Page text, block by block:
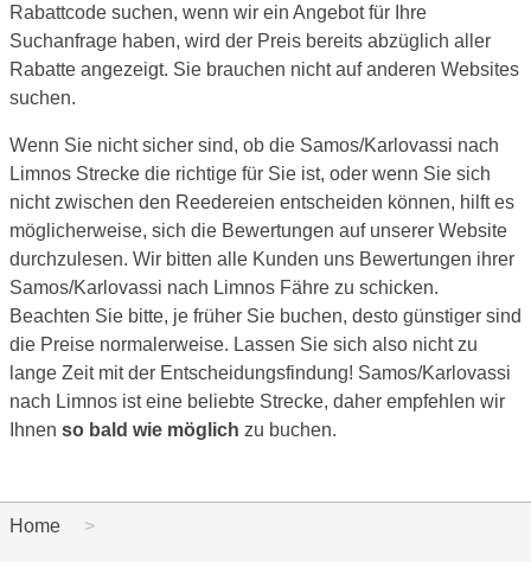
Rabattcode suchen, wenn wir ein Angebot für Ihre
Suchanfrage haben, wird der Preis bereits abzüglich aller
Rabatte angezeigt. Sie brauchen nicht auf anderen Websites
suchen.
Wenn Sie nicht sicher sind, ob die Samos/Karlovassi nach
Limnos Strecke die richtige für Sie ist, oder wenn Sie sich
nicht zwischen den Reedereien entscheiden können, hilft es
möglicherweise, sich die Bewertungen auf unserer Website
durchzulesen. Wir bitten alle Kunden uns Bewertungen ihrer
Samos/Karlovassi nach Limnos Fähre zu schicken.
Beachten Sie bitte, je früher Sie buchen, desto günstiger sind
die Preise normalerweise. Lassen Sie sich also nicht zu
lange Zeit mit der Entscheidungsfindung! Samos/Karlovassi
nach Limnos ist eine beliebte Strecke, daher empfehlen wir
Ihnen so bald wie möglich zu buchen.
Home